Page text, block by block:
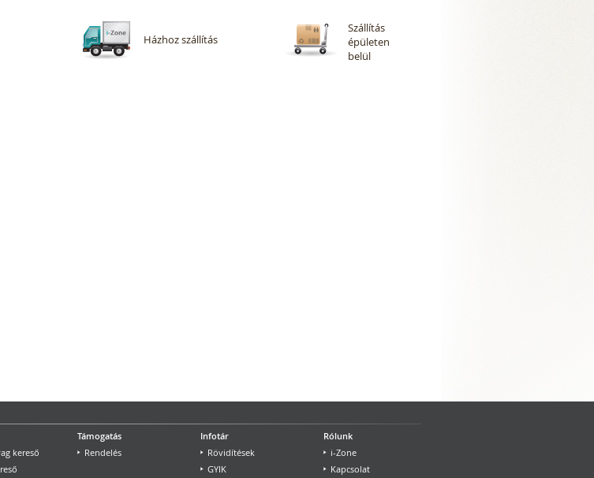
Házhoz szállítás
Szállítás
épületen
belül
kereső
Támogatás
Rendelés
Infotár
Rövidítések
GYIK
Rólunk
i-Zone
Kapcsolat